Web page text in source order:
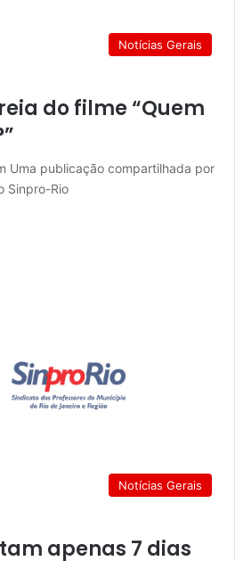
Notícias Gerais
do filme “Quem
Uma publicação compartilhada por
Sinpro-Rio
Notícias Gerais
apenas 7 dias